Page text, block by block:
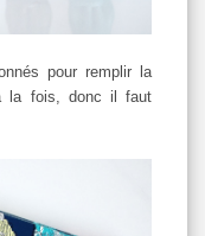
pour remplir la
la fois, donc il faut